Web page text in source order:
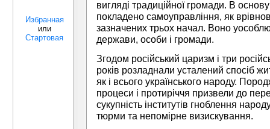
Избранная
или
Стартовая
вигляді традиційної громади. В
покладено самоуправління, як
зазначених трьох начал. Воно
держави, особи і громади.
Згодом російський царизм і три
років розладнали усталений спосіб
як і всього українського народу.
процеси і протиріччя призвели до
сукупність інститутів гноблення
тюрми та непомірне визискування.